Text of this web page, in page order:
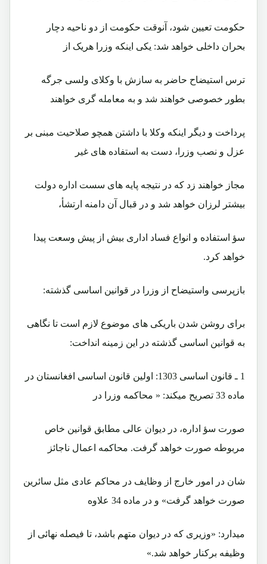
حکومت تعيين شود، آنوقت حکومت از دو ناحيه دچار
بحران داخلی خواهد شد: يکی اينکه وزرا هريک از
ترس استيضاح حاضر به سازش با وکلای ولسی جرگه
بطور خصوصی خواهند شد و به معامله گری خواهند
پرداخت و ديگر اينکه وکلا با داشتن همچو صلاحيت مبنی بر
عزل و نصب وزرا، دست به استفاده های غير
مجاز خواهند زد که در نتيجه پايه های سست اداره دولت
بيشتر لرزان خواهد شد و در قبال آن دامنه ارتشأ،
سؤ استفاده و انواع فساد اداری بيش از پيش وسعت پيدا
خواهد کرد.
بازپرسی واستيضاح از وزرا در قوانين اساسی گذشته:
برای روشن شدن باريکی های موضوع لازم است تا نگاهی
به قوانين اساسی گذشته در اين زمينه انداخت:
1 ـ قانون اساسی 1303: اولين قانون اساسی افغانستان در
ماده 33 تصريح ميکند: « محاکمه وزرا در
صورت سؤ اداره، در ديوان عالی مطابق قوانين خاص
مربوطه صورت خواهد گرفت. محاکمه اعمال ناجائز
شان در امور خارج از وظايف در محاکم عادی مثل سائرين
صورت خواهد گرفت» و در ماده 34 علاوه
میدارد: «وزيری که در ديوان متهم باشد، تا فيصله نهائی از
وظيفه برکنار خواهد شد.»